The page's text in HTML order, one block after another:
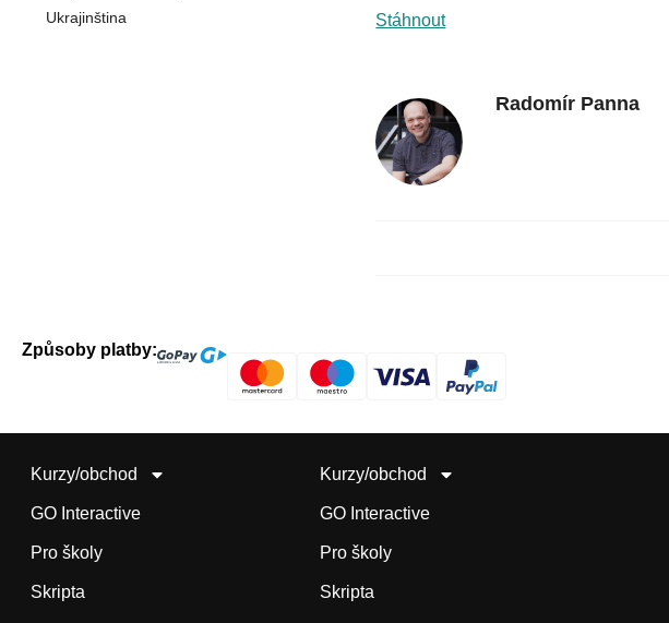
Stáhnout
Radomír Panna
Ukrajinština
Způsoby platby:
Kurzy/obchod
GO Interactive
Pro školy
Skripta
Kurzy/obchod
GO Interactive
Pro školy
Skripta